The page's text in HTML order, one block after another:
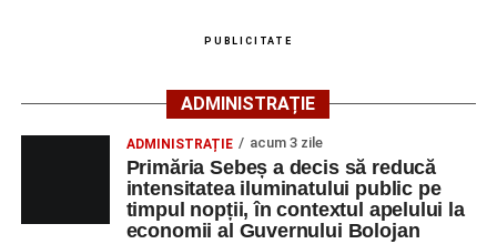
66 ani, va fi transportată la UPU Alba Iulia”
Adaugă-ne ca sursă preferată
PUBLICITATE
ADMINISTRAȚIE
ADMINISTRAȚIE acum 3 zile
Primăria Sebeș a decis să reducă
intensitatea iluminatului public pe
timpul nopții, în contextul apelului la
economii al Guvernului Bolojan